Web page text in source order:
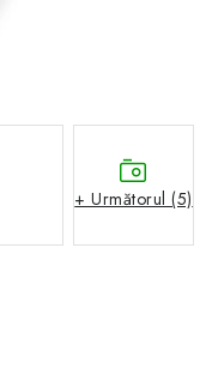
+ Următorul (5)